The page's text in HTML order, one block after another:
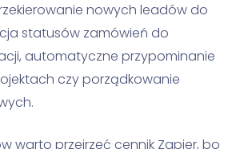
nowych leadów do
statusów zamówień do
automatyczne przypominanie
czy porządkowanie
warto przejrzeć cennik Zapier, bo